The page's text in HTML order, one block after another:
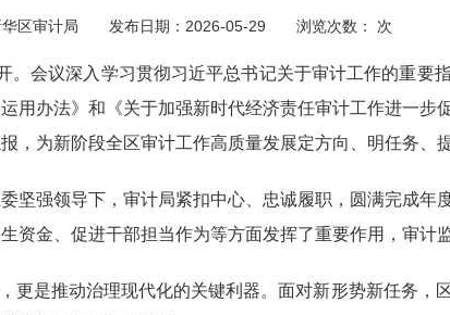
华区审计局 发布日期： 2026-05-29 浏览次数： 次
。会议深入学习贯彻习近平总书记关于审计工作的重要
用办法》和《关于加强新时代经济责任审计工作进一步
为新阶段全区审计工作高质量发展定方向、明任务、提
坚强领导下，审计局紧扣中心、忠诚履职，圆满完成年
金、促进干部担当作为等方面发挥了重要作用，审计
更是推动治理现代化的关键利器。面对新形势新任务，